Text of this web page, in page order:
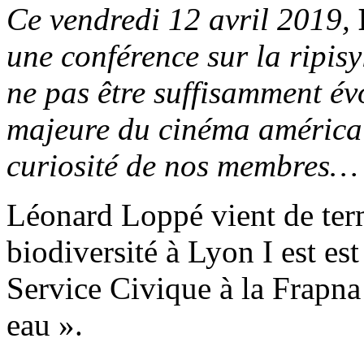
Ce vendredi 12 avril 2019,
une conférence sur la
ne pas être suffisamment
majeure du cinéma
curiosité de nos membres…
Léonard Loppé vient de
biodiversité à Lyon I est
Service Civique à la
eau ».